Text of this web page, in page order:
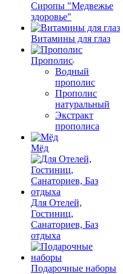
Сиропы "Медвежье
здоровье"
Витамины для глаз
Прополис
Водный
прополис
Прополис
натуральный
Экстракт
прополиса
Мёд
Для Отелей,
Гостиниц,
Санаториев, Баз
отдыха
Подарочные наборы